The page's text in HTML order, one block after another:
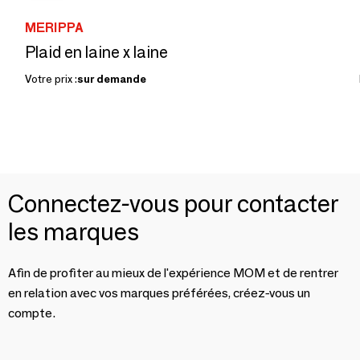
MERIPPA
Plaid en laine x laine
Votre prix :sur demande
Connectez-vous pour contacter
les marques
Afin de profiter au mieux de l'expérience MOM et de rentrer
en relation avec vos marques préférées, créez-vous un
compte.